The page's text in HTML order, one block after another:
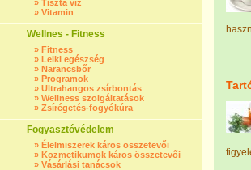
» Tiszta víz
» Vitamin
Wellnes - Fitness
» Fitness
» Lelki egészség
» Narancsbőr
» Programok
» Ultrahangos zsírbontás
» Wellness szolgáltatások
» Zsírégetés-fogyókúra
Fogyasztóvédelem
» Élelmiszerek káros összetevői
» Kozmetikumok káros összetevői
» Vásárlási tanácsok